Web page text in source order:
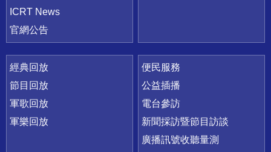
ICRT News
官網公告
經典回放
節目回放
軍歌回放
軍樂回放
便民服務
公益插播
電台參訪
新聞採訪暨節目訪談
廣播訊號收聽量測